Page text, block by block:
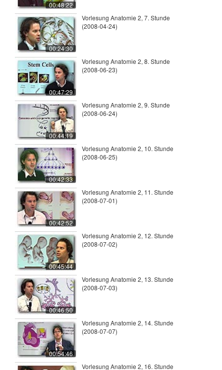
00:48:22
00:24:30
Vorlesung Anatomie 2, 7. Stunde
(2008-04-24)
00:47:29
Vorlesung Anatomie 2, 8. Stunde
(2008-06-23)
00:44:19
Vorlesung Anatomie 2, 9. Stunde
(2008-06-24)
00:42:33
Vorlesung Anatomie 2, 10. Stunde
(2008-06-25)
00:42:52
Vorlesung Anatomie 2, 11. Stunde
(2008-07-01)
00:45:44
Vorlesung Anatomie 2, 12. Stunde
(2008-07-02)
00:46:50
Vorlesung Anatomie 2, 13. Stunde
(2008-07-03)
00:54:46
Vorlesung Anatomie 2, 14. Stunde
(2008-07-07)
Vorlesung Anatomie 2, 16. Stunde